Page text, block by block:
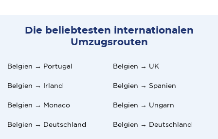
Die beliebtesten internationalen
Umzugsrouten
Belgien → Portugal Belgien → UK
Belgien → Irland Belgien → Spanien
Belgien → Monaco Belgien → Ungarn
Belgien → Deutschland Belgien → Deutschland